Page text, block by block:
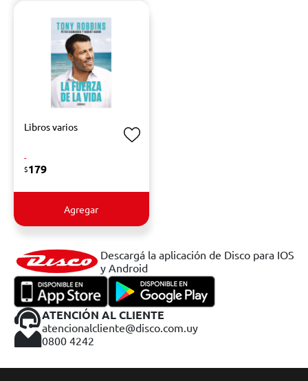
Libros varios
-
$179
Agregar
Descargá la aplicación de Disco para IOS
y Android
ATENCIÓN AL CLIENTE
atencionalcliente@disco.com.uy
0800 4242